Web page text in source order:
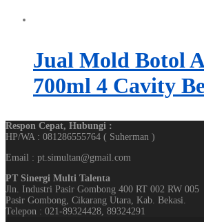
Jual Mold Botol
700ml 4 Cavity
Respon Cepat, Hubungi :
HP/WA : 081286555764 ( Suherman )
Email : pt.simultan@gmail.com
PT Sinergi Multi Talenta
Jln. Industri Pasir Gombong 400 RT 002 RW 005
Pasir Gombong, Cikarang Utara, Kab. Bekasi.
Telepon : 021-89324428, 89324291